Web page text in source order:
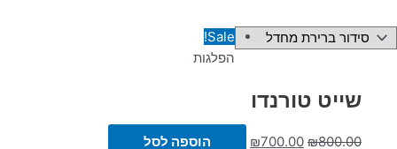
Sale!
הפלגות
שייט טורנדו
₪800.00
₪700.00 הוספה לסל